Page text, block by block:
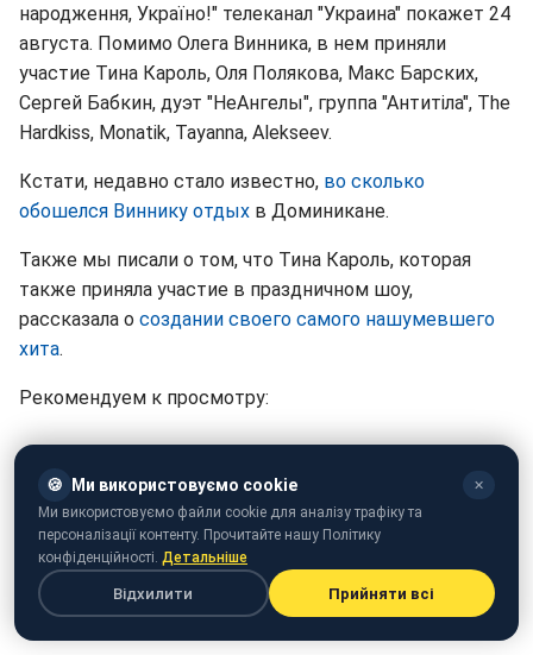
народження, Україно!" телеканал "Украина" покажет 24
августа. Помимо Олега Винника, в нем приняли
участие Тина Кароль, Оля Полякова, Макс Барских,
Сергей Бабкин, дуэт "НеАнгелы", группа "Антитіла", The
Hardkiss, Monatik, Tayanna, Alekseev.
Кстати, недавно стало известно, во сколько
обошелся Виннику отдых в Доминикане.
Также мы писали о том, что Тина Кароль, которая
также приняла участие в праздничном шоу,
рассказала о создании своего самого нашумевшего
хита.
Рекомендуем к просмотру:
🍪 Ми використовуємо cookie ✕
Ми використовуємо файли cookie для аналізу трафіку та
персоналізації контенту. Прочитайте нашу Політику
конфіденційності. Детальніше
Відхилити Прийняти всі